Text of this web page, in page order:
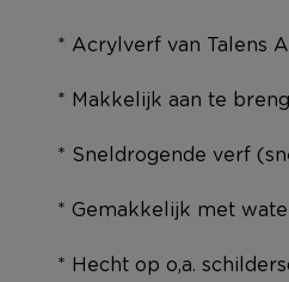
* Acrylverf van Talens
* Makkelijk aan te
* Sneldrogende verf
* Gemakkelijk met
* Hecht op o,a.